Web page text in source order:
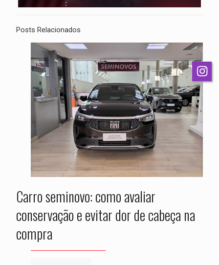
Posts Relacionados
Carro seminovo: como avaliar
conservação e evitar dor de cabeça na
compra